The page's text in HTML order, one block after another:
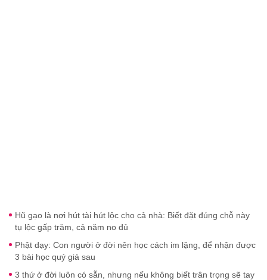
Hũ gạo là nơi hút tài hút lộc cho cả nhà: Biết đặt đúng chỗ này
tụ lộc gấp trăm, cả năm no đủ
Phật dạy: Con người ở đời nên học cách im lặng, để nhận được
3 bài học quý giá sau
3 thứ ở đời luôn có sẵn, nhưng nếu không biết trân trọng sẽ tay